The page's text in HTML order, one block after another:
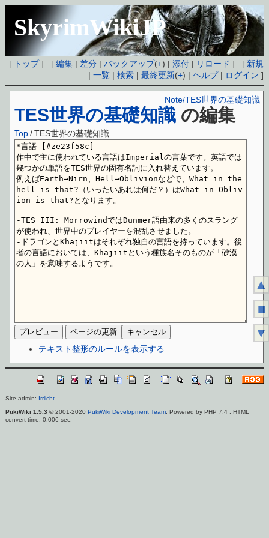
SkyrimWikiJP
[ トップ] [編集 | 差分 |バックアップ(+) |添付 | リロード ] [ 新規
|一覧 |検索 |最終更新(+) |ヘルプ| ログイン ]
TES世界の基礎知識 の編集
Note/TES世界の基礎知識
Top /TES世界の基礎知識
テキスト整形のルールを表示する
Site admin: Irrlicht
PukiWiki 1.5.3 © 2001-2020 PukiWiki Development Team. Powered by PHP 7.4 : HTML
convert time: 0.006 sec.
▲
■
▼